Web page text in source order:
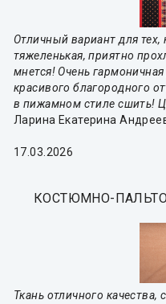
Отличный вариант для
тяжеленькая, приятно
мнется! Очень
красивого благородного
в пижамном стиле сшить!
Ларина Екатерина
17.03.2026
КОСТЮМНО-
Ткань отличного